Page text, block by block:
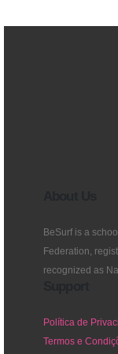
BeSurf is a
Federation,
recognized as
Política de
Termos e